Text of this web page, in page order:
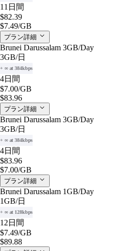
11日間
$82.39
$7.49/GB
プラン詳細
Brunei Darussalam 3GB/Day
3GB/日
+ ∞ at 384kbps
4日間
$7.00/GB
$83.96
プラン詳細
Brunei Darussalam 3GB/Day
3GB/日
+ ∞ at 384kbps
4日間
$83.96
$7.00/GB
プラン詳細
Brunei Darussalam 1GB/Day
1GB/日
+ ∞ at 128kbps
12日間
$7.49/GB
$89.88